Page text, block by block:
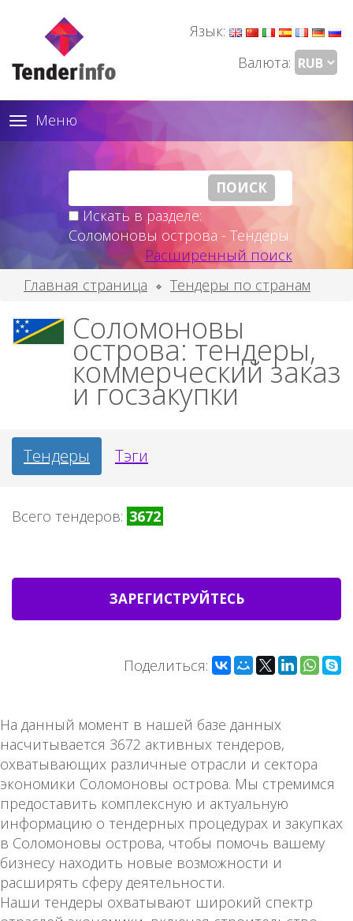
Язык:
Валюта:
Toggle
navigation
Меню
Искать в разделе:
Соломоновы острова - Тендеры
Расширенный поиск
Главная страница
Тендеры по странам
Соломоновы
острова: тендеры,
коммерческий заказ
и госзакупки
Тендеры Тэги
Всего тендеров: 3672
ЗАРЕГИСТРУЙТЕСЬ
Поделиться:
На данный момент в нашей базе данных
насчитывается 3672 активных тендеров,
охватывающих различные отрасли и сектора
экономики Соломоновы острова. Мы стремимся
предоставить комплексную и актуальную
информацию о тендерных процедурах и закупках
в Соломоновы острова, чтобы помочь вашему
бизнесу находить новые возможности и
расширять сферу деятельности.
Наши тендеры охватывают широкий спектр